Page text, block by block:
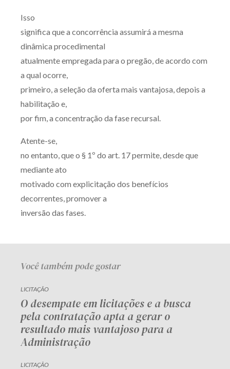
Av. Sete de Setembro, 4698
Batel Curitiba/
Telefone (41) 2109-8666
Whatsapp (41) 98881-6616
Isso
significa que a concorrência assumirá a mesma
dinâmica procedimental
atualmente empregada para o pregão, de acordo com
a qual ocorre,
primeiro, a seleção da oferta mais vantajosa, depois a
habilitação e,
por fim, a concentração da fase recursal.
Atente-se,
no entanto, que o § 1º do art. 17 permite, desde que
mediante ato
motivado com explicitação dos benefícios
decorrentes, promover a
inversão das fases.
Você também pode gostar
LICITAÇÃO
O desempate em licitações e a busca
pela contratação apta a gerar o
resultado mais vantajoso para a
Administração
LICITAÇÃO